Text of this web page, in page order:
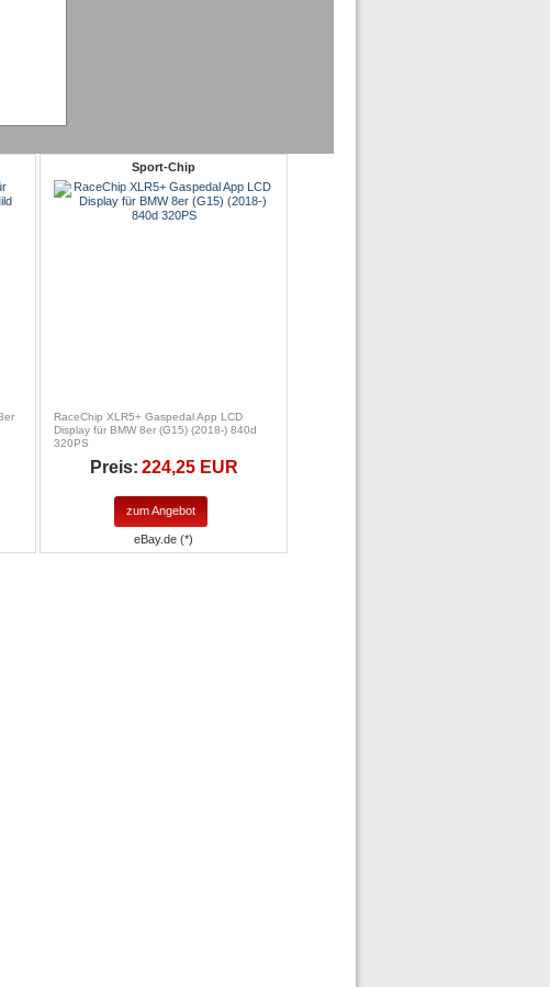
Sport-Chip
RaceChip XLR5+ Gaspedal App LCD
Display für BMW 8er (G15) (2018-) 840d
320PS
Preis: 224,25 EUR
zum Angebot
eBay.de (*)